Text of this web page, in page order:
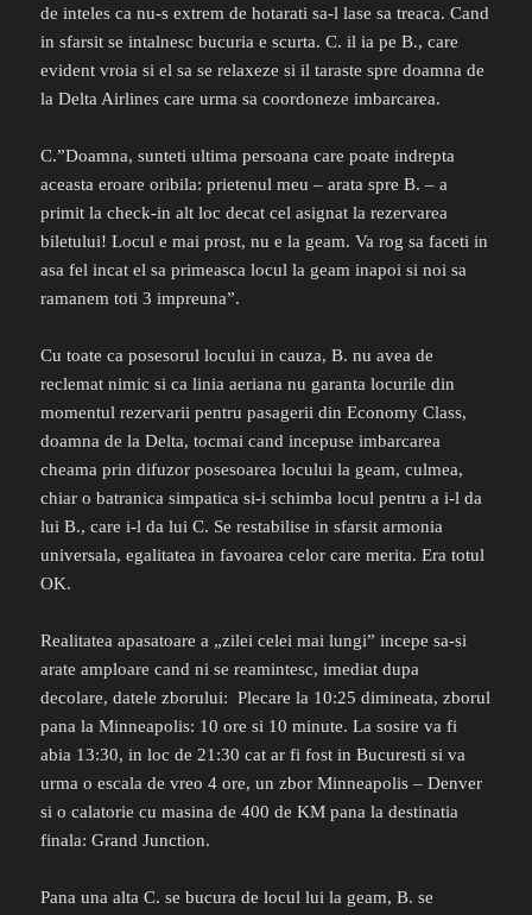
de inteles ca nu-s extrem de hotarati sa-l lase sa treaca. Cand
in sfarsit se intalnesc bucuria e scurta. C. il ia pe B., care
evident vroia si el sa se relaxeze si il taraste spre doamna de
la Delta Airlines care urma sa coordoneze imbarcarea.
C.”Doamna, sunteti ultima persoana care poate indrepta
aceasta eroare oribila: prietenul meu – arata spre B. – a
primit la check-in alt loc decat cel asignat la rezervarea
biletului! Locul e mai prost, nu e la geam. Va rog sa faceti in
asa fel incat el sa primeasca locul la geam inapoi si noi sa
ramanem toti 3 impreuna”.
Cu toate ca posesorul locului in cauza, B. nu avea de
reclemat nimic si ca linia aeriana nu garanta locurile din
momentul rezervarii pentru pasagerii din Economy Class,
doamna de la Delta, tocmai cand incepuse imbarcarea
cheama prin difuzor posesoarea locului la geam, culmea,
chiar o batranica simpatica si-i schimba locul pentru a i-l da
lui B., care i-l da lui C. Se restabilise in sfarsit armonia
universala, egalitatea in favoarea celor care merita. Era totul
OK.
Realitatea apasatoare a „zilei celei mai lungi” incepe sa-si
arate amploare cand ni se reamintesc, imediat dupa
decolare, datele zborului: Plecare la 10:25 dimineata, zborul
pana la Minneapolis: 10 ore si 10 minute. La sosire va fi
abia 13:30, in loc de 21:30 cat ar fi fost in Bucuresti si va
urma o escala de vreo 4 ore, un zbor Minneapolis – Denver
si o calatorie cu masina de 400 de KM pana la destinatia
finala: Grand Junction.
Pana una alta C. se bucura de locul lui la geam, B. se